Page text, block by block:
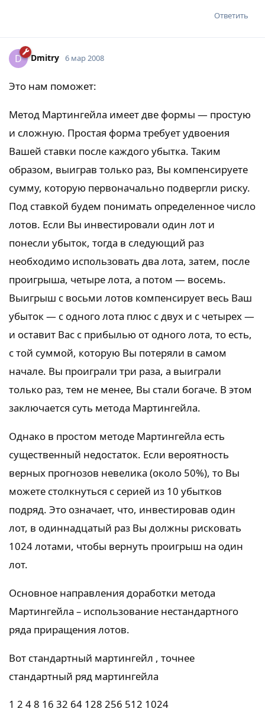
Ответить
D Dmitry 6 мар 2008
Это нам поможет:
Метод Мартингейла имеет две формы — простую
и сложную. Простая форма требует удвоения
Вашей ставки после каждого убытка. Таким
образом, выиграв только раз, Вы компенсируете
сумму, которую первоначально подвергли риску.
Под ставкой будем понимать определенное число
лотов. Если Вы инвестировали один лот и
понесли убыток, тогда в следующий раз
необходимо использовать два лота, затем, после
проигрыша, четыре лота, а потом — восемь.
Выигрыш с восьми лотов компенсирует весь Ваш
убыток — с одного лота плюс с двух и с четырех —
и оставит Вас с прибылью от одного лота, то есть,
с той суммой, которую Вы потеряли в самом
начале. Вы проиграли три раза, а выиграли
только раз, тем не менее, Вы стали богаче. В этом
заключается суть метода Мартингейла.
Однако в простом методе Мартингейла есть
существенный недостаток. Если вероятность
верных прогнозов невелика (около 50%), то Вы
можете столкнуться с серией из 10 убытков
подряд. Это означает, что, инвестировав один
лот, в одиннадцатый раз Вы должны рисковать
1024 лотами, чтобы вернуть проигрыш на один
лот.
Основное направления доработки метода
Мартингейла – использование нестандартного
ряда приращения лотов.
Вот стандартный мартингейл , точнее
стандартный ряд мартингейла
1 2 4 8 16 32 64 128 256 512 1024